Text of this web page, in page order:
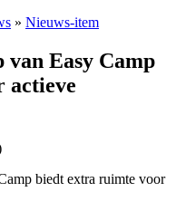
» Nieuws-item
Easy Camp
actieve